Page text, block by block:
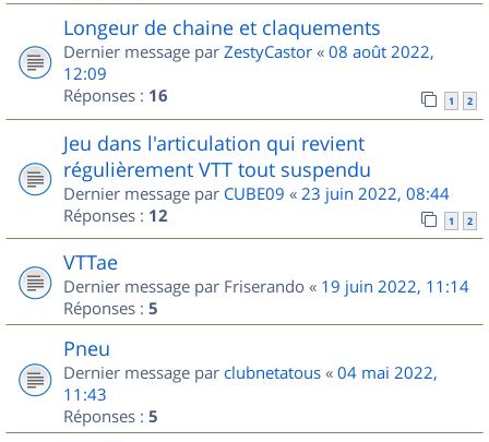
Longeur de chaine et claquements
Dernier message par ZestyCastor « 08 août 2022,
12:09
Réponses : 16 1 2
Jeu dans l'articulation qui revient
régulièrement VTT tout suspendu
Dernier message par CUBE09 « 23 juin 2022, 08:44
Réponses : 12 1 2
VTTae
Dernier message par Friserando « 19 juin 2022, 11:14
Réponses : 5
Pneu
Dernier message par clubnetatous « 04 mai 2022,
11:43
Réponses : 5